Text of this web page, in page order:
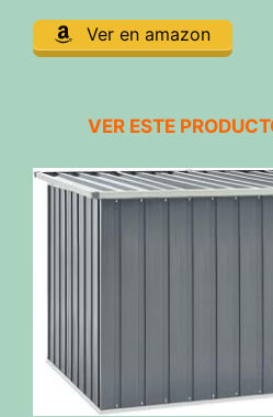
Ver en amazon
VER ESTE